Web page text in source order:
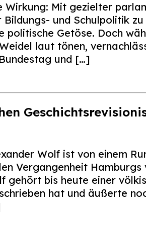
Wirkung: Mit gezielter
und Schulpolitik zu
Getöse. Doch
laut tönen,
und […]
Wolf ist von einem
Vergangenheit Hamburgs
gehört bis heute einer
hat und äußerte